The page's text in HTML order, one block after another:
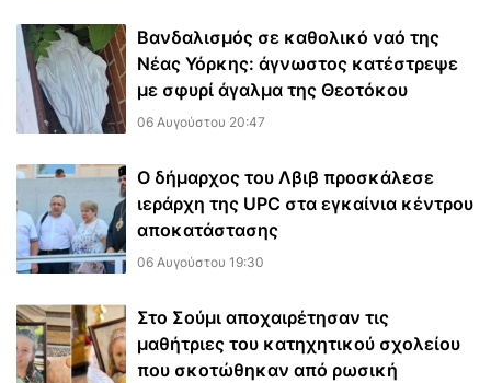
Βανδαλισμός σε καθολικό ναό της
Νέας Υόρκης: άγνωστος κατέστρεψε
με σφυρί άγαλμα της Θεοτόκου
06 Αυγούστου 20:47
Ο δήμαρχος του Λβιβ προσκάλεσε
ιεράρχη της UPC στα εγκαίνια κέντρου
αποκατάστασης
06 Αυγούστου 19:30
Στο Σούμι αποχαιρέτησαν τις
μαθήτριες του κατηχητικού σχολείου
που σκοτώθηκαν από ρωσική